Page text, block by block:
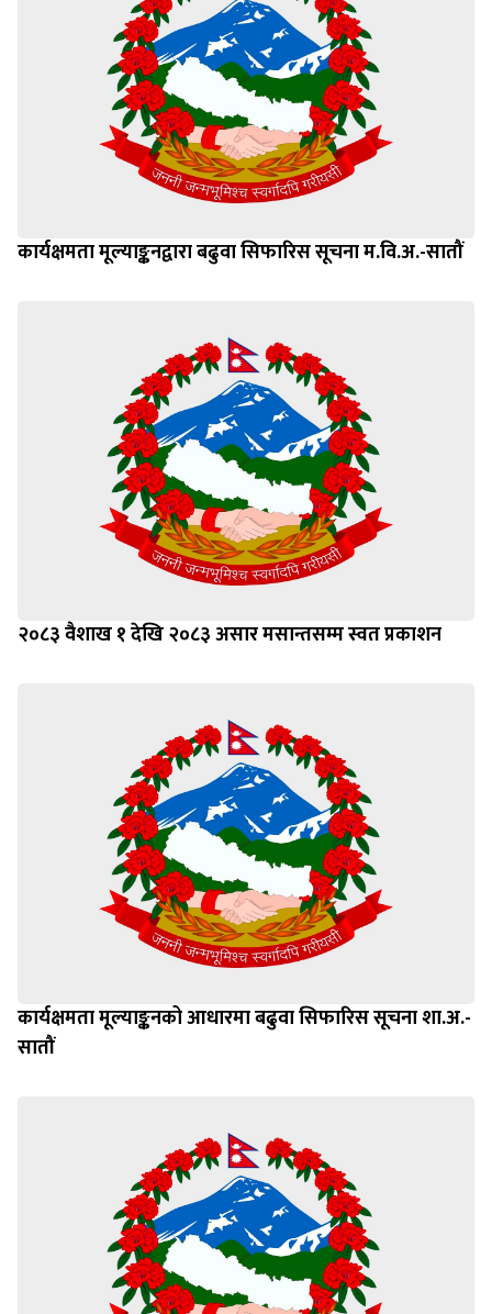
कार्यक्षमता मूल्याङ्कनद्वारा बढुवा सिफारिस सूचना म.वि.अ.-सातौं
२०८३ वैशाख १ देखि २०८३ असार मसान्तसम्म स्वत प्रकाशन
कार्यक्षमता मूल्याङ्कनको आधारमा बढुवा सिफारिस सूचना शा.अ.-
सातौं